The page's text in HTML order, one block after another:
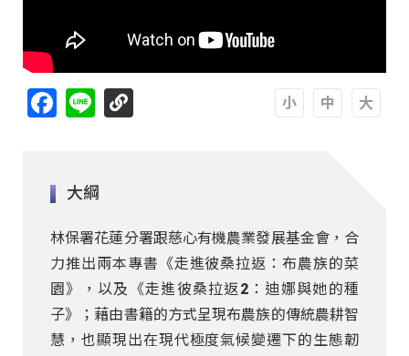
Facebook
Line
大綱
林保署花蓮分署跟慈心有機農業發展基金會，合
力推出兩本專書《走進彼桑拉返：布農族的菜
園》，以及《走進彼桑拉返2：迪娜與她的種
子》；藉由書籍的方式呈現布農族的傳統農耕智
慧，也顯現出在現代極度氣候變遷下的生態韌